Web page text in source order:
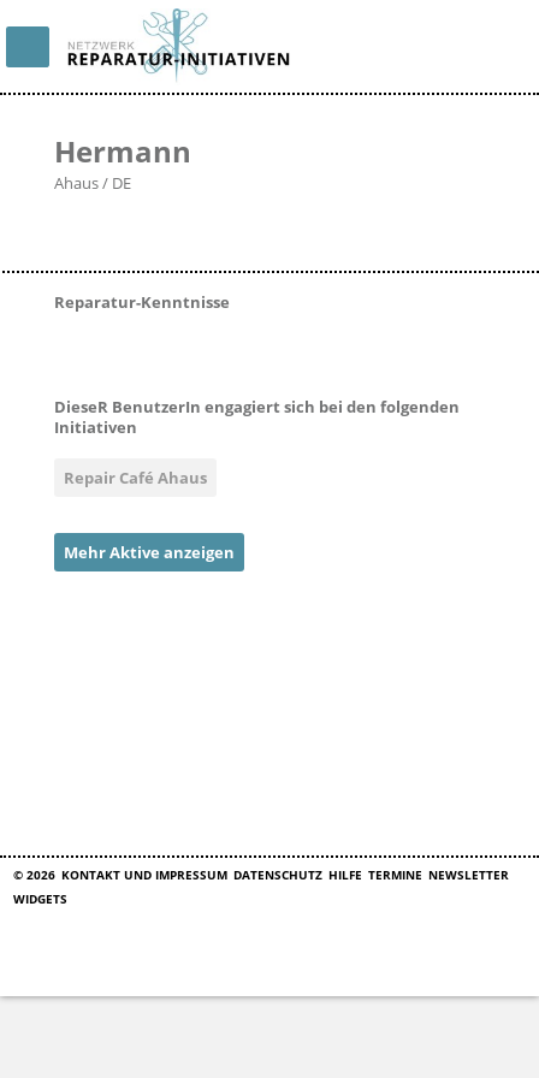
Hermann
Ahaus / DE
Reparatur-Kenntnisse
DieseR BenutzerIn engagiert sich bei den folgenden
Initiativen
Repair Café Ahaus
Mehr Aktive anzeigen
© 2026 KONTAKT UND IMPRESSUM DATENSCHUTZ HILFE TERMINE NEWSLETTER
WIDGETS